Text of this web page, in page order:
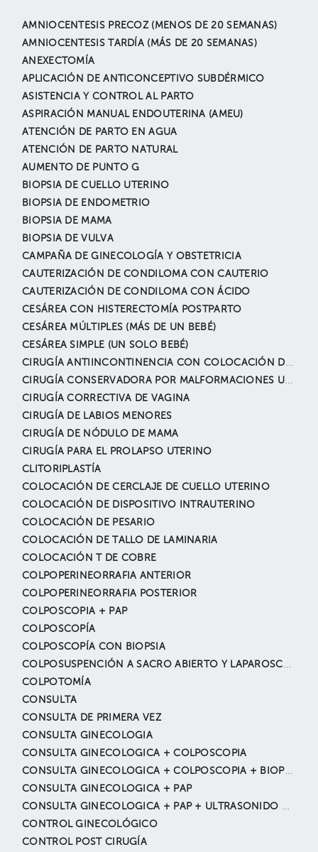
AMNIOCENTESIS PRECOZ (MENOS DE 20 SEMANAS)
AMNIOCENTESIS TARDÍA (MÁS DE 20 SEMANAS)
ANEXECTOMÍA
APLICACIÓN DE ANTICONCEPTIVO SUBDÉRMICO
ASISTENCIA Y CONTROL AL PARTO
ASPIRACIÓN MANUAL ENDOUTERINA (AMEU)
ATENCIÓN DE PARTO EN AGUA
ATENCIÓN DE PARTO NATURAL
AUMENTO DE PUNTO G
BIOPSIA DE CUELLO UTERINO
BIOPSIA DE ENDOMETRIO
BIOPSIA DE MAMA
BIOPSIA DE VULVA
CAMPAÑA DE GINECOLOGÍA Y OBSTETRICIA
CAUTERIZACIÓN DE CONDILOMA CON CAUTERIO
CAUTERIZACIÓN DE CONDILOMA CON ÁCIDO
CESÁREA CON HISTERECTOMÍA POSTPARTO
CESÁREA MÚLTIPLES (MÁS DE UN BEBÉ)
CESÁREA SIMPLE (UN SOLO BEBÉ)
CIRUGÍA ANTIINCONTINENCIA CON COLOCACIÓN DE SLING
CIRUGÍA CONSERVADORA POR MALFORMACIONES UTERINAS
CIRUGÍA CORRECTIVA DE VAGINA
CIRUGÍA DE LABIOS MENORES
CIRUGÍA DE NÓDULO DE MAMA
CIRUGÍA PARA EL PROLAPSO UTERINO
CLITORIPLASTÍA
COLOCACIÓN DE CERCLAJE DE CUELLO UTERINO
COLOCACIÓN DE DISPOSITIVO INTRAUTERINO
COLOCACIÓN DE PESARIO
COLOCACIÓN DE TALLO DE LAMINARIA
COLOCACIÓN T DE COBRE
COLPOPERINEORRAFIA ANTERIOR
COLPOPERINEORRAFIA POSTERIOR
COLPOSCOPIA + PAP
COLPOSCOPÍA
COLPOSCOPÍA CON BIOPSIA
COLPOSUSPENCIÓN A SACRO ABIERTO Y LAPAROSCÓPICO
COLPOTOMÍA
CONSULTA
CONSULTA DE PRIMERA VEZ
CONSULTA GINECOLOGIA
CONSULTA GINECOLOGICA + COLPOSCOPIA
CONSULTA GINECOLOGICA + COLPOSCOPIA + BIOPSIA
CONSULTA GINECOLOGICA + PAP
CONSULTA GINECOLOGICA + PAP + ULTRASONIDO GINECOLOGICO
CONTROL GINECOLÓGICO
CONTROL POST CIRUGÍA